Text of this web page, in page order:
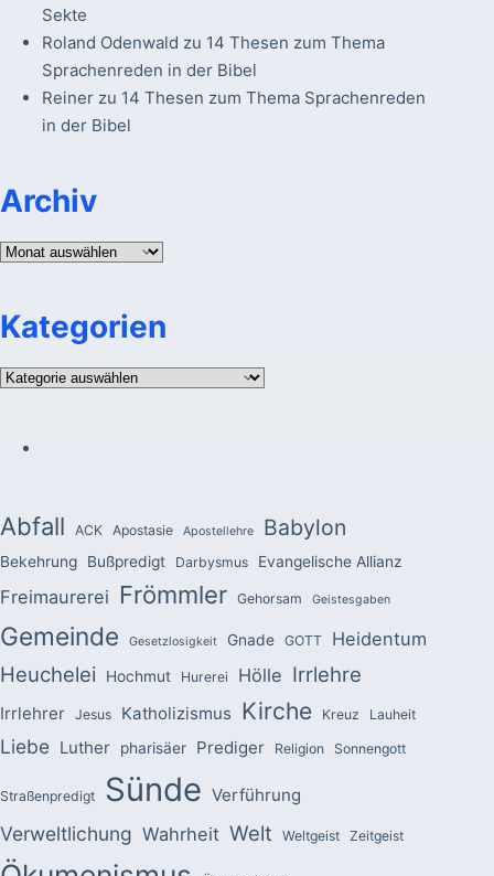
Sekte
Roland Odenwald zu 14 Thesen zum Thema
Sprachenreden in der Bibel
Reinerzu 14 Thesen zum Thema Sprachenreden
in der Bibel
Archiv
Archiv
Kategorien
Kategorien
Abfall ACK Apostasie Apostellehre Babylon
Bekehrung Bußpredigt Darbysmus Evangelische Allianz
Freimaurerei Frömmler Gehorsam Geistesgaben
Gemeinde Gesetzlosigkeit Gnade GOTT Heidentum
Heuchelei Hochmut Hurerei Hölle Irrlehre
Irrlehrer Jesus Katholizismus Kirche Kreuz Lauheit
Liebe Luther pharisäer Prediger Religion Sonnengott
Straßenpredigt Sünde Verführung
Verweltlichung Wahrheit Welt Weltgeist Zeitgeist